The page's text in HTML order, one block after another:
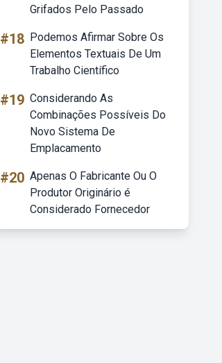
Grifados Pelo Passado
#18 Podemos Afirmar Sobre Os
Elementos Textuais De Um
Trabalho Científico
#19 Considerando As
Combinações Possíveis Do
Novo Sistema De
Emplacamento
#20 Apenas O Fabricante Ou O
Produtor Originário é
Considerado Fornecedor